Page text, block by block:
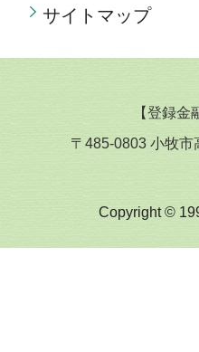
サイトマップ
【登録
〒485-0803 小牧
Copyright ©